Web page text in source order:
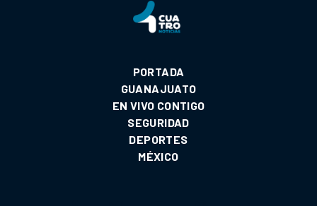
PORTADA
GUANAJUATO
EN VIVO CONTIGO
SEGURIDAD
DEPORTES
MÉXICO